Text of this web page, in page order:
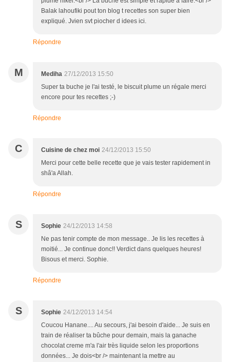
Balak lahoufiki pout ton blog t recettes son super bien
expliqué. Jvien svt piocher d idees ici.
Répondre
M Mediha 27/12/2013 15:50
Super ta buche je l'ai testé, le biscuit plume un régale merci
encore pour tes recettes ;-)
Répondre
C Cuisine de chez moi 24/12/2013 15:50
Merci pour cette belle recette que je vais tester rapidement in
shâ'a Allah.
Répondre
S Sophie 24/12/2013 14:58
Ne pas tenir compte de mon message.. Je lis les recettes à
moitié... Je continue donc!! Verdict dans quelques heures!
Bisous et merci. Sophie.
Répondre
S Sophie 24/12/2013 14:54
Coucou Hanane.... Au secours, j'ai besoin d'aide... Je suis en
train de réaliser ta bûche pour demain, mais la ganache
chocolat creme m'a l'air très liquide selon les proportions
données... Je dois<br /> maintenant la mettre au